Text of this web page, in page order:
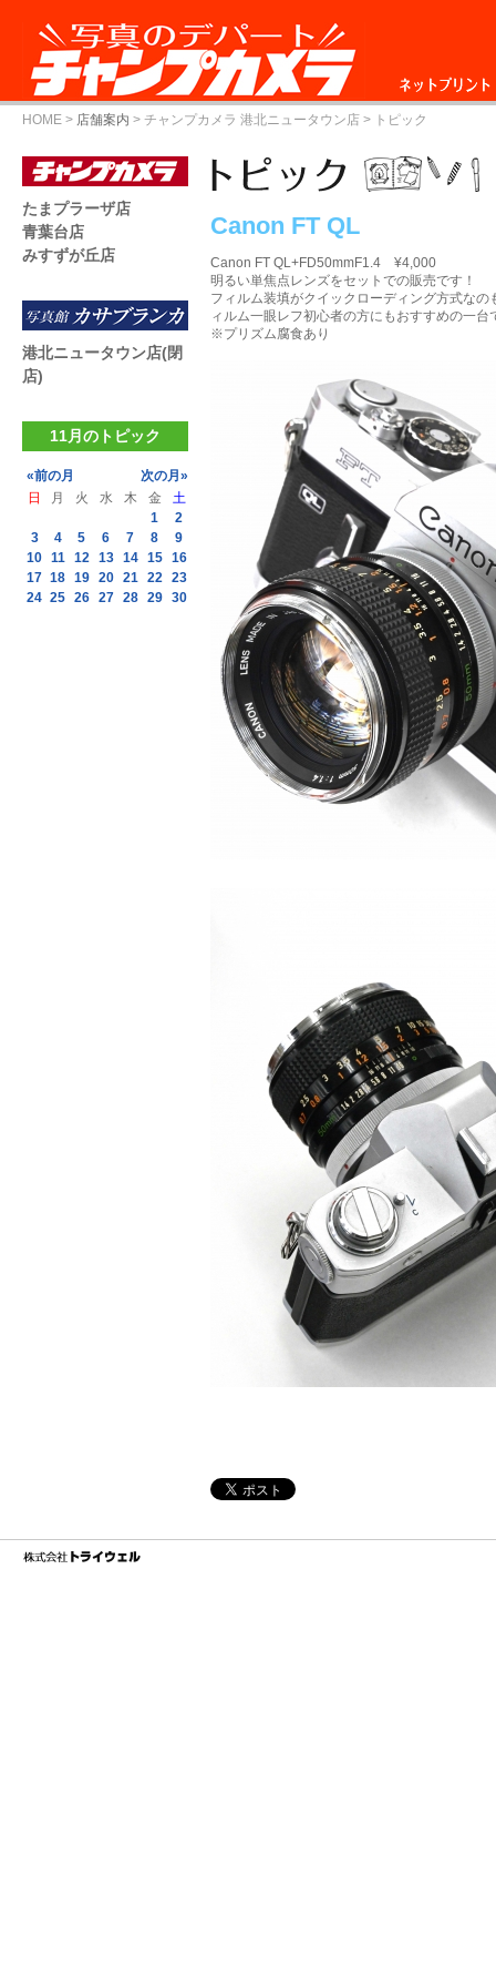
ネットプリント
HOME > 店舗案内 > チャンプカメラ 港北ニュータウン店 > トピック
Canon FT QL
Canon FT QL+FD50mmF1.4 ¥4,000
明るい単焦点レンズをセットでの販売です！
フィルム装填がクイックローディング方式な
ィルム一眼レフ初心者の方にもおすすめの一台
※プリズム腐食あり
たまプラーザ店
青葉台店
みすずが丘店
港北ニュータウン店(閉
店)
11月のトピック
«前の月
次の月»
日
月 火 水 木 金
土
1
2
3
4 5 6 7 8
9
10 11 12 13 14 15 16
17 18 19 20 21 22 23
24 25 26 27 28 29 30